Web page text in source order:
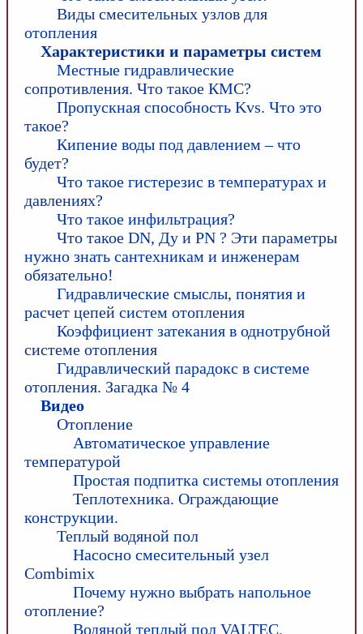
Виды смесительных узлов для
отопления
Характеристики и параметры систем
Местные гидравлические
сопротивления. Что такое КМС?
Пропускная способность Kvs. Что это
такое?
Кипение воды под давлением – что
будет?
Что такое гистерезис в температурах и
давлениях?
Что такое инфильтрация?
Что такое DN, Ду и PN ? Эти параметры
нужно знать сантехникам и инженерам
обязательно!
Гидравлические смыслы, понятия и
расчет цепей систем отопления
Коэффициент затекания в однотрубной
системе отопления
Гидравлический парадокс в системе
отопления. Загадка № 4
Видео
Отопление
Автоматическое управление
температурой
Простая подпитка системы отопления
Теплотехника. Ограждающие
конструкции.
Теплый водяной пол
Насосно смесительный узел
Combimix
Почему нужно выбрать напольное
отопление?
Водяной теплый пол VALTEC.